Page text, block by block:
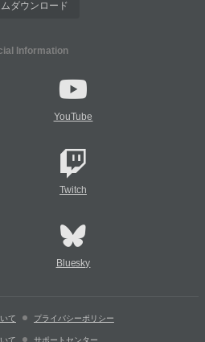
ダウンロード
Information
YouTube
Twitch
Bluesky
て プライバシーポリシー
て サポートセンター